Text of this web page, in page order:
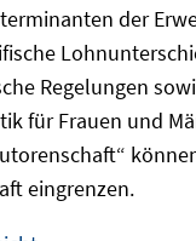
der
Regelungen
für Frauen und
eingrenzen.